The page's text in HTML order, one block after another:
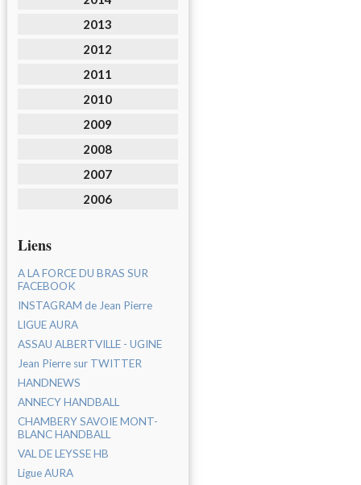
2013
2012
2011
2010
2009
2008
2007
2006
Liens
A LA FORCE DU BRAS SUR
FACEBOOK
INSTAGRAM de Jean Pierre
LIGUE AURA
ASSAU ALBERTVILLE - UGINE
Jean Pierre sur TWITTER
HANDNEWS
ANNECY HANDBALL
CHAMBERY SAVOIE MONT-
BLANC HANDBALL
VAL DE LEYSSE HB
Ligue AURA